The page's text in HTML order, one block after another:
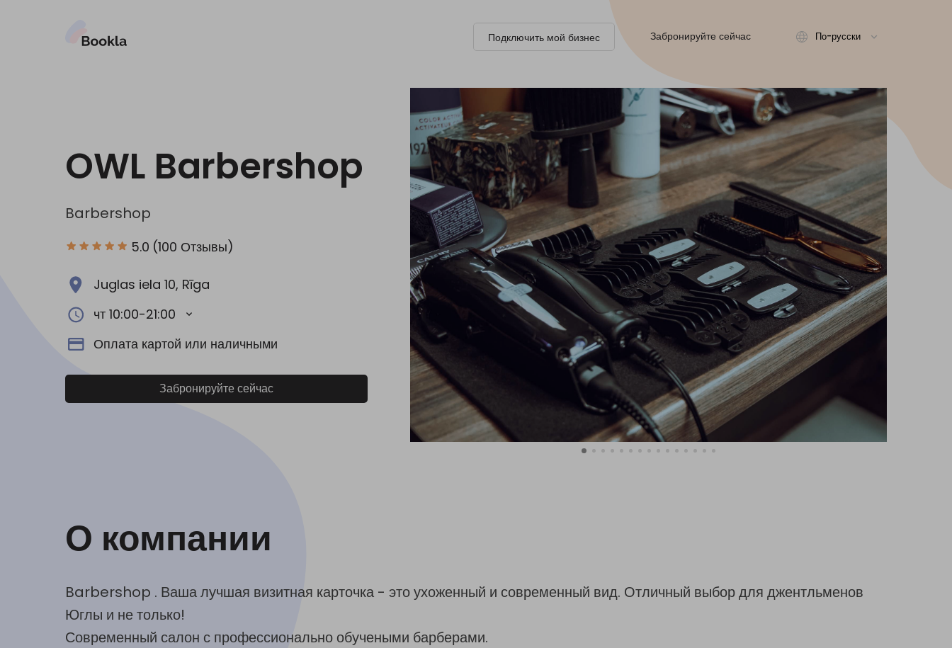
Подключить мой бизнес Забронируйте сейчас По-русски
OWL Barbershop
Barbershop
5.0 (100 Отзывы)
Juglas iela 10, Rīga
чт 10:00-21:00
Оплата картой или наличными
Забронируйте сейчас
О компании
Barbershop . Ваша лучшая визитная карточка - это ухоженный и современный вид. Отличный выбор для джентльменов
Юглы и не только!
Современный салон с профессионально обучеными барберами.